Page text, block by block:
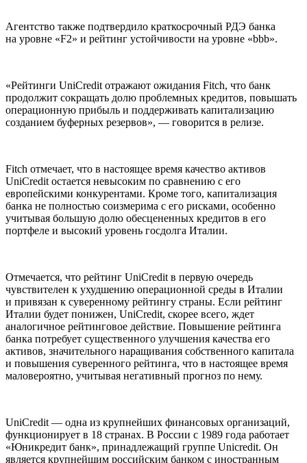
Агентство также подтвердило краткосрочный РДЭ банка
на уровне «F2» и рейтинг устойчивости на уровне «bbb».
«Рейтинги UniCredit отражают ожидания Fitch, что банк
продолжит сокращать долю проблемных кредитов, повышать
операционную прибыль и поддерживать капитализацию
созданием буферных резервов», — говорится в релизе.
Fitch отмечает, что в настоящее время качество активов
UniCredit остается невысоким по сравнению с его
европейскими конкурентами. Кроме того, капитализация
банка не полностью соизмерима с его рисками, особенно
учитывая большую долю обесцененных кредитов в его
портфеле и высокий уровень госдолга Италии.
Отмечается, что рейтинг UniCredit в первую очередь
чувствителен к ухудшению операционной среды в Италии
и привязан к суверенному рейтингу страны. Если рейтинг
Италии будет понижен, UniCredit, скорее всего, ждет
аналогичное рейтинговое действие. Повышение рейтинга
банка потребует существенного улучшения качества его
активов, значительного наращивания собственного капитала
и повышения суверенного рейтинга, что в настоящее время
маловероятно, учитывая негативный прогноз по нему.
UniCredit — одна из крупнейших финансовых организаций,
функционирует в 18 странах. В России с 1989 года работает
«Юникредит банк», принадлежащий группе Unicredit. Он
является крупнейшим российским банком с иностранным